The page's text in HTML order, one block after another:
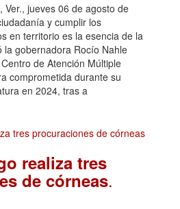
Ver., jueves 06 de agosto de
y cumplir los
en territorio es la esencia de la
la gobernadora Rocío Nahle
de Atención Múltiple
comprometida durante su
en 2024, tras a
realiza tres
de córneas.